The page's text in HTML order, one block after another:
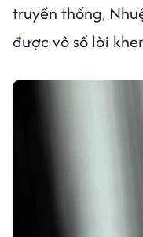
truyền thống,
được vô số lời